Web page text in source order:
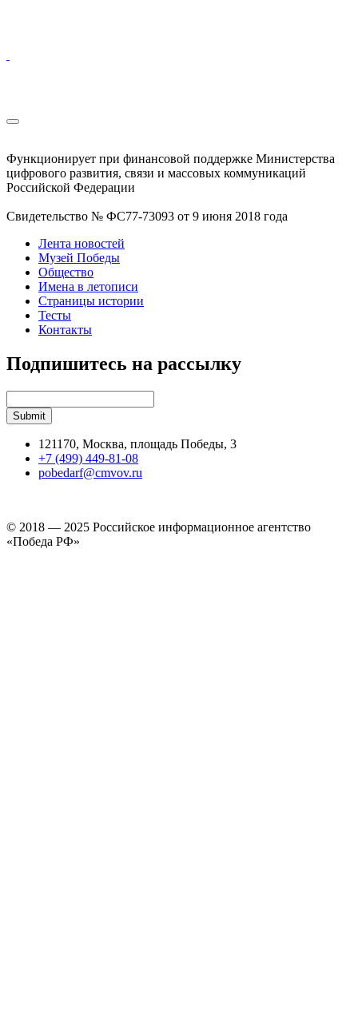
Функционирует при финансовой поддержке Министерства
цифрового развития, связи и массовых коммуникаций
Российской Федерации
Свидетельство № ФС77-73093 от 9 июня 2018 года
Лента новостей
Музей Победы
Общество
Имена в летописи
Страницы истории
Тесты
Контакты
Подпишитесь на рассылку
121170, Москва, площадь Победы, 3
+7 (499) 449-81-08
pobedarf@cmvov.ru
© 2018 — 2025 Российское информационное агентство
«Победа РФ»